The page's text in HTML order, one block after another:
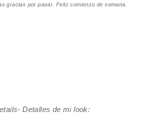
gracias por pasar. Feliz comienzo de semana.
Detalles de mi look: